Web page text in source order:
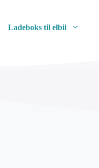
Ladeboks til elbil